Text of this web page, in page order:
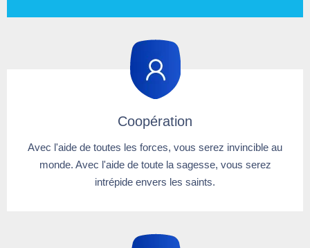
Coopération​​​​​​​
Avec l'aide de toutes les forces, vous serez invincible au
monde. Avec l'aide de toute la sagesse, vous serez
intrépide envers les saints.